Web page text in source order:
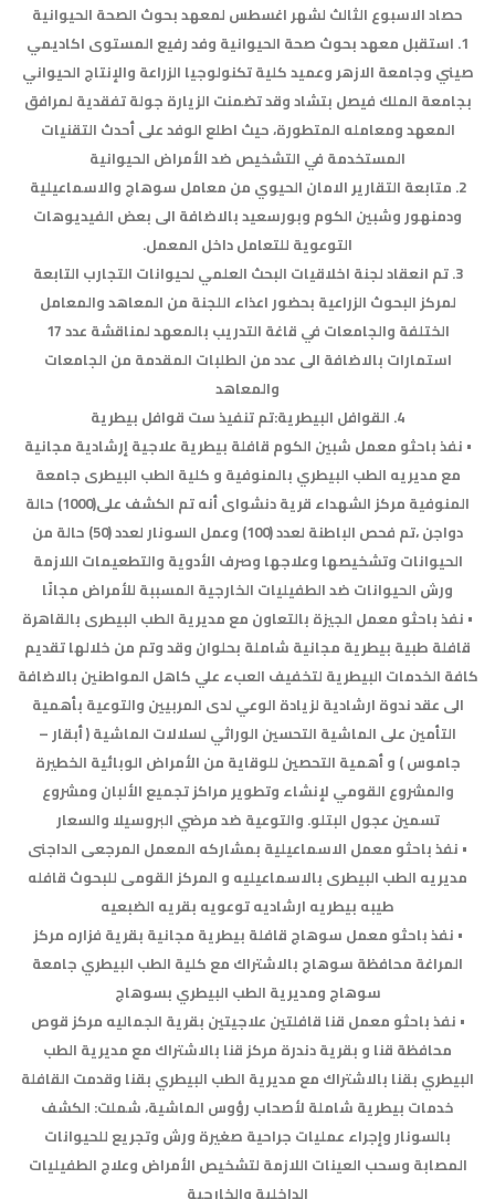
حصاد الاسبوع الثالث لشهر اغسطس لمعهد بحوث الصحة الحيوانية
1. استقبل معهد بحوث صحة الحيوانية وفد رفيع المستوى اكاديمي
صيني وجامعة الازهر وعميد كلية تكنولوجيا الزراعة والإنتاج الحيواني
بجامعة الملك فيصل بتشاد وقد تضمنت الزيارة جولة تفقدية لمرافق
المعهد ومعامله المتطورة، حيث اطلع الوفد على أحدث التقنيات
المستخدمة في التشخيص ضد الأمراض الحيوانية
2. متابعة التقارير الامان الحيوي من معامل سوهاج والاسماعيلية
ودمنهور وشبين الكوم وبورسعيد بالاضافة الى بعض الفيديوهات
التوعوية للتعامل داخل المعمل.
3. تم انعقاد لجنة اخلاقيات البحث العلمي لحيوانات التجارب التابعة
لمركز البحوث الزراعية بحضور اعذاء اللجنة من المعاهد والمعامل
الختلفة والجامعات في قاغة التدريب بالمعهد لمناقشة عدد 17
استمارات بالاضافة الى عدد من الطلبات المقدمة من الجامعات
والمعاهد
4. القوافل البيطرية:تم تنفيذ ست قوافل بيطرية
• نفذ باحثو معمل شبين الكوم قافلة بيطرية علاجية إرشادية مجانية
مع مديريه الطب البيطري بالمنوفية و كلية الطب البيطرى جامعة
المنوفية مركز الشهداء قرية دنشواى أنه تم الكشف على(1000) حالة
دواجن ،تم فحص الباطنة لعدد (100) وعمل السونار لعدد (50) حالة من
الحيوانات وتشخيصها وعلاجها وصرف الأدوية والتطعيمات اللازمة
ورش الحيوانات ضد الطفيليات الخارجية المسببة للأمراض مجانًا
• نفذ باحثو معمل الجيزة بالتعاون مع مديرية الطب البيطرى بالقاهرة
قافلة طبية بيطرية مجانية شاملة بحلوان وقد وتم من خلالها تقديم
كافة الخدمات البيطرية لتخفيف العبء علي كاهل المواطنين بالاضافة
الى عقد ندوة ارشادية لزيادة الوعي لدى المربيين والتوعية بأهمية
التأمين على الماشية التحسين الوراثي لسلالات الماشية ( أبقار –
جاموس ) و أهمية التحصين للوقاية من الأمراض الوبائية الخطيرة
والمشروع القومي لإنشاء وتطوير مراكز تجميع الألبان ومشروع
تسمين عجول البتلو. والتوعية ضد مرضي البروسيلا والسعار
• نفذ باحثو معمل الاسماعيلية بمشاركه المعمل المرجعى الداجنى
مديريه الطب البيطرى بالاسماعيليه و المركز القومى للبحوث قافله
طيبه بيطريه ارشاديه توعويه بقريه الضبعيه
• نفذ باحثو معمل سوهاج قافلة بيطرية مجانية بقرية فزاره مركز
المراغة محافظة سوهاج بالاشتراك مع كلية الطب البيطري جامعة
سوهاج ومديرية الطب البيطري بسوهاج
• نفذ باحثو معمل قنا قافلتين علاجيتين بقرية الجماليه مركز قوص
محافظة قنا و بقرية دندرة مركز قنا بالاشتراك مع مديرية الطب
البيطري بقنا بالاشتراك مع مديرية الطب البيطري بقنا وقدمت القافلة
خدمات بيطرية شاملة لأصحاب رؤوس الماشية، شملت: الكشف
بالسونار وإجراء عمليات جراحية صغيرة ورش وتجريع للحيوانات
المصابة وسحب العينات اللازمة لتشخيص الأمراض وعلاج الطفيليات
الداخلية والخارجية